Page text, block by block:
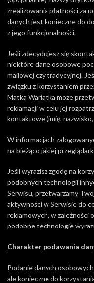
zrealizowania płatności za
danych jest konieczne do
z jego funkcjonalności.
Jeśli zdecydujesz się
niektóre dane osobowe
mailowej czy tradycyjnej.
związku z korzystaniem
Matka Wariatka może
reklamacji w celu jej
kontaktowe (imię,
W informacjach
na bieżąco jakiej
Jeśli wyrazisz zgodę na
podobnych technologii
Serwisu, przetwarzamy
aktywności w Serwisie do
reklamowych, w zależności
podobne technologie
Charakter podawania
Podanie danych
ale konieczne do